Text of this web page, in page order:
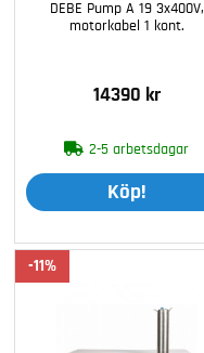
DEBE Pump A 19 3x400V,
motorkabel 1 kont.
14390 kr
2-5 arbetsdagar
Köp!
11